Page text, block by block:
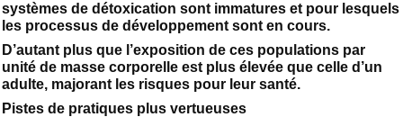
systèmes de détoxication sont immatures et pour lesquels
les processus de développement sont en cours.
D’autant plus que l’exposition de ces populations par
unité de masse corporelle est plus élevée que celle d’un
adulte, majorant les risques pour leur santé.
Pistes de pratiques plus vertueuses